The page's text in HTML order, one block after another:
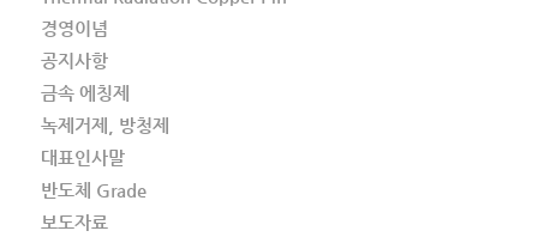
경영이념
공지사항
금속 에칭제
녹제거제, 방청제
대표인사말
반도체 Grade
보도자료